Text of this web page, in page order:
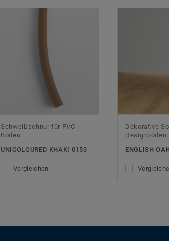
Schweißschnur für PVC-
Böden
UNICOLOURED KHAKI 0153
Vergleichen
Dekorative
Designböden
ENGLISH